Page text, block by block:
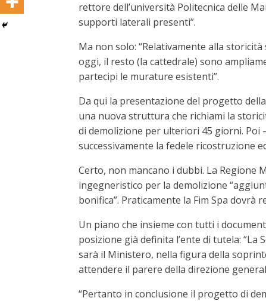
rettore dell’università Politecnica delle
supporti laterali presenti”.
Ma non solo: “Relativamente alla
oggi, il resto (la cattedrale) sono
partecipi le murature esistenti”.
Da qui la presentazione del progetto
una nuova struttura che richiami la
di demolizione per ulteriori 45 giorni. Poi
successivamente la fedele ricostruzione
Certo, non mancano i dubbi. La Regione
ingegneristico per la demolizione
bonifica”. Praticamente la Fim Spa
Un piano che insieme con tutti i
posizione già definita l’ente di tutela:
sarà il Ministero, nella figura della
attendere il parere della direzione
“Pertanto in conclusione il progetto di